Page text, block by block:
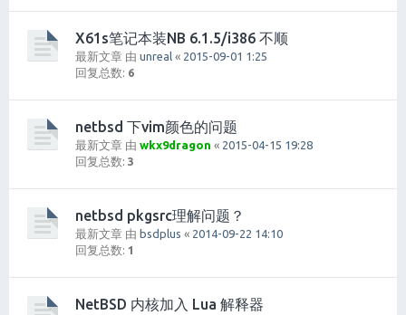
X61s笔记本装NB 6.1.5/i386 不顺
最新文章 由 unreal « 2015-09-01 1:25
回复总数: 6
netbsd 下vim颜色的问题
最新文章 由 wkx9dragon « 2015-04-15 19:28
回复总数: 3
netbsd pkgsrc理解问题？
最新文章 由 bsdplus « 2014-09-22 14:10
回复总数: 1
NetBSD 内核加入 Lua 解释器